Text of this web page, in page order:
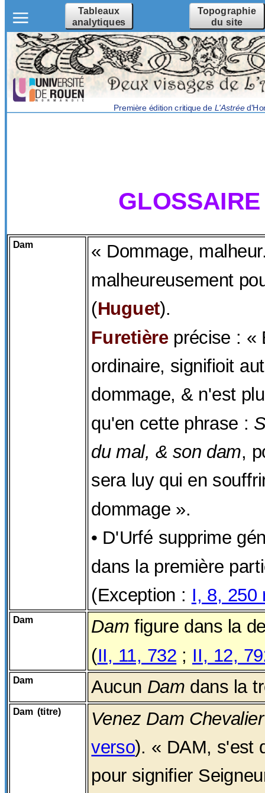
Tableaux
analytiques
Topographie
du site
Première édition critique de L'Astrée
Dam
« Dommage,
malheureusement
(Huguet).
Furetièreprécise : «
ordinaire, signifioit
dommage, & n'est
qu'en cette phrase :
du mal, & son dam,
sera luy qui en
dommage ».
• D'Urfé supprime
dans la première
(Exception : I, 8, 250
Dam Dam figure dans la
(II, 11, 732 ; II, 12,
Dam Aucun Dam dans la
Dam (titre) Venez Dam Chevalier
verso). « DAM, s'est
pour signifier